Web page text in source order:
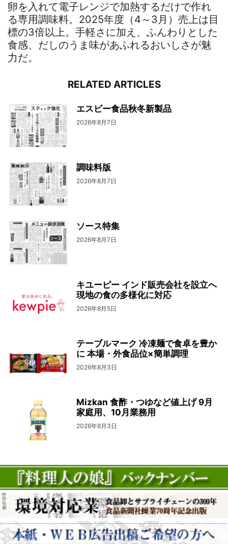
卵を入れて電子レンジで加熱するだけで作れ
る専用調味料。2025年度（4～3月）売上は目
標の3倍以上。手軽さに加え、ふんわりとした
食感、だしのうま味があふれるおいしさが魅
力だ。
RELATED ARTICLES
エスビー食品秋冬新製品
2026年8月7日
調味料版
2026年8月7日
ソース特集
2026年8月7日
キユーピー インド販売会社を設立へ
現地の食の多様化に対応
2026年8月5日
テーブルマーク 冷凍麺で食卓を豊か
に 本場・外食品位×簡単調理
2026年8月3日
Mizkan 食酢・つゆなど値上げ 9月
家庭用、10月業務用
2026年8月3日